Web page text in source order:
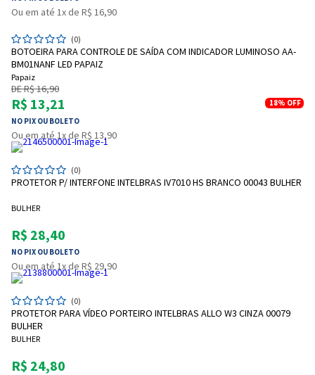
Ou em até 1x de R$ 16,90
(0)
BOTOEIRA PARA CONTROLE DE SAÍDA COM INDICADOR LUMINOSO AA-
BM01NANF LED PAPAIZ
Papaiz
DE R$ 16,90
R$ 13,21
NO PIX OU BOLETO
18% OFF
Ou em até 1x de R$ 13,90
(0)
PROTETOR P/ INTERFONE INTELBRAS IV7010 HS BRANCO 00043 BULHER
BULHER
R$ 28,40
NO PIX OU BOLETO
Ou em até 1x de R$ 29,90
(0)
PROTETOR PARA VÍDEO PORTEIRO INTELBRAS ALLO W3 CINZA 00079
BULHER
BULHER
R$ 24,80